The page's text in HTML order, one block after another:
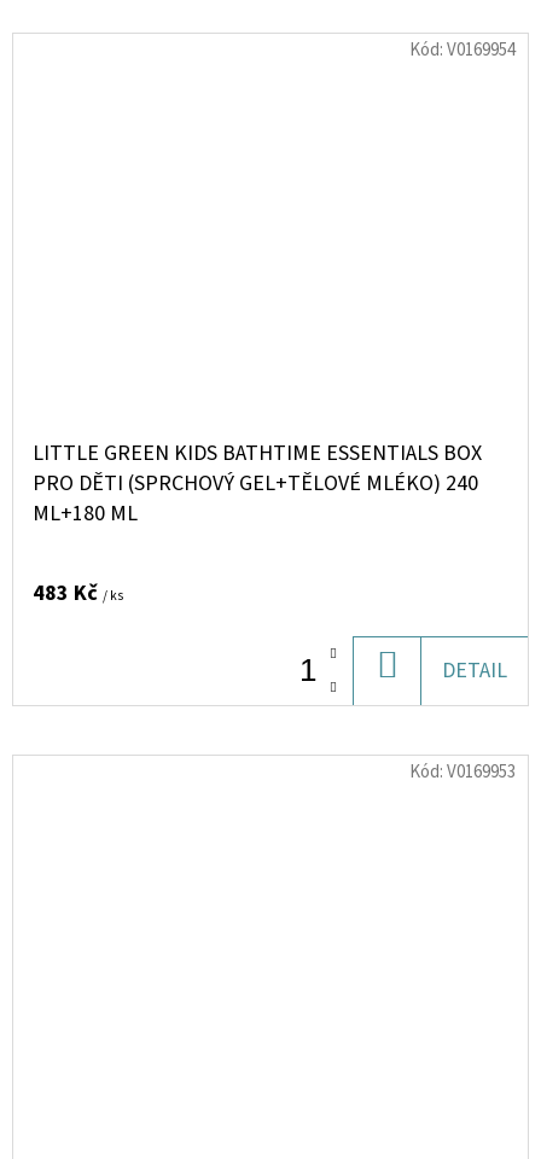
LITTLE GREEN KIDS BATHTIME ESSENTIALS BOX
PRO DĚTI (SPRCHOVÝ GEL+TĚLOVÉ MLÉKO) 240
ML+180 ML
483 Kč / ks
KOŠÍKU
DETAIL
Kód:V0169954
Kód:V0169953